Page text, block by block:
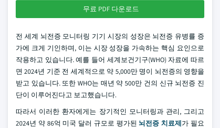
무료 PDF 다운로드
전 세계 뇌전증 모니터링 기기 시장의 성장은 뇌전증 유병률 증
가에 크게 기인하며, 이는 시장 성장을 가속하는 핵심 요인으로
작용하고 있습니다. 예를 들어 세계보건기구(WHO) 자료에 따르
면 2024년 기준 전 세계적으로 약 5,000만 명이 뇌전증의 영향을
받고 있습니다. 또한 WHO는 매년 약 500만 건의 신규 뇌전증 진
단이 이루어진다고 보고했습니다.
따라서 이러한 환자에게는 장기적인 모니터링과 관리, 그리고
2024년 약 86억 미국 달러 규모로 평가된 뇌전증 치료제가 필요